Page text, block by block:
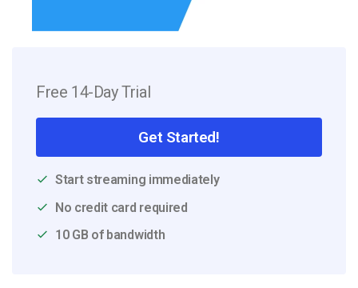
Free 14-Day Trial
Get Started!
Start streaming immediately
No credit card required
10 GB of bandwidth